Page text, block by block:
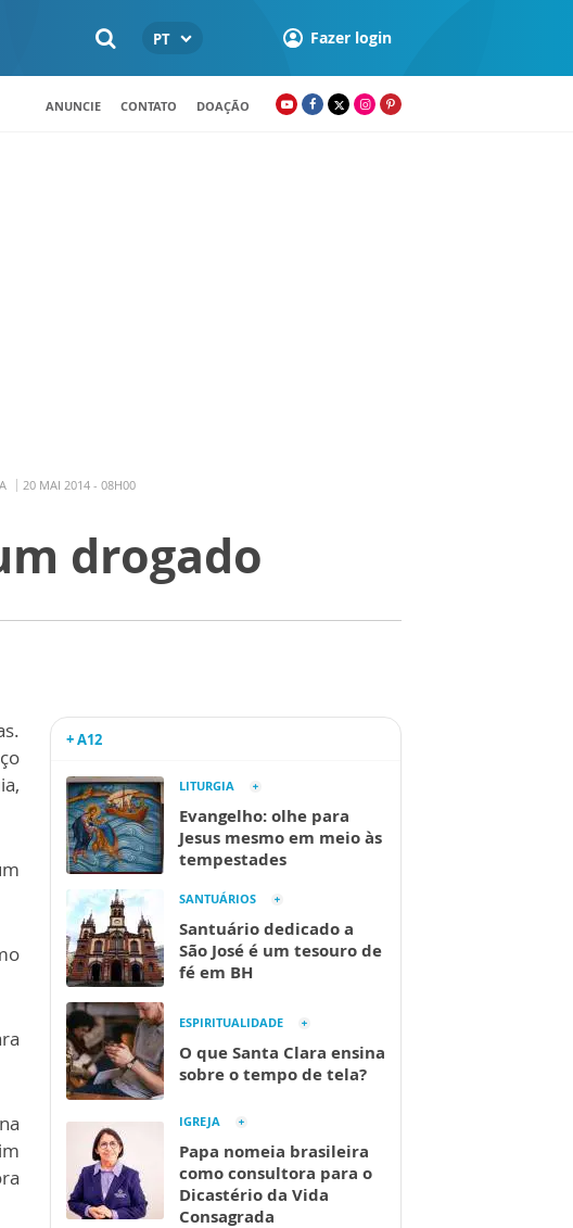
PT Fazer login
ANUNCIE CONTATO DOAÇÃO
20 MAI 2014 - 08H00
drogado
+ A12
LITURGIA
Evangelho: olhe para
Jesus mesmo em meio às
tempestades
SANTUÁRIOS
Santuário dedicado a
São José é um tesouro de
fé em BH
ESPIRITUALIDADE
O que Santa Clara ensina
sobre o tempo de tela?
IGREJA
Papa nomeia brasileira
como consultora para o
Dicastério da Vida
Consagrada